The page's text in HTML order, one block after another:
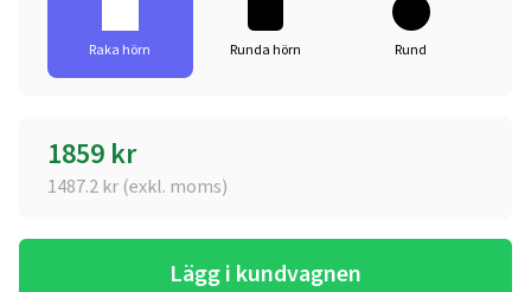
Raka hörn Runda hörn Rund
1859 kr
1487.2kr (exkl. moms)
Lägg i kundvagnen